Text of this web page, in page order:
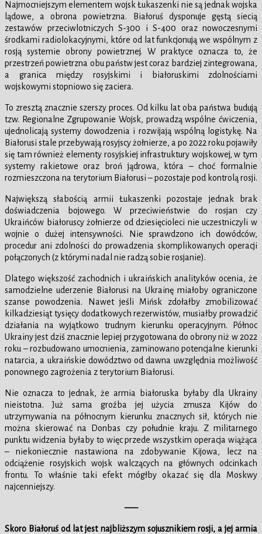
Najmocniejszym elementem wojsk Łukaszenki nie są jednak wojska
lądowe, a obrona powietrzna. Białoruś dysponuje gęstą siecią
zestawów przeciwlotniczych S-300 i S-400 oraz nowoczesnymi
środkami radiolokacyjnymi, które od lat funkcjonują we wspólnym z
rosją systemie obrony powietrznej. W praktyce oznacza to, że
przestrzeń powietrzna obu państw jest coraz bardziej zintegrowana,
a granica między rosyjskimi i białoruskimi zdolnościami
wojskowymi stopniowo się zaciera.
To zresztą znacznie szerszy proces. Od kilku lat oba państwa budują
tzw. Regionalne Zgrupowanie Wojsk, prowadzą wspólne ćwiczenia,
ujednolicają systemy dowodzenia i rozwijają wspólną logistykę. Na
Białorusi stale przebywają rosyjscy żołnierze, a po 2022 roku pojawiły
się tam również elementy rosyjskiej infrastruktury wojskowej, w tym
systemy rakietowe oraz broń jądrowa, która – choć formalnie
rozmieszczona na terytorium Białorusi – pozostaje pod kontrolą rosji.
Największą słabością armii Łukaszenki pozostaje jednak brak
doświadczenia bojowego. W przeciwieństwie do rosjan czy
Ukraińców białoruscy żołnierze od dziesięcioleci nie uczestniczyli w
wojnie o dużej intensywności. Nie sprawdzono ich dowódców,
procedur ani zdolności do prowadzenia skomplikowanych operacji
połączonych (z którymi nadal nie radzą sobie rosjanie).
Dlatego większość zachodnich i ukraińskich analityków ocenia, że
samodzielne uderzenie Białorusi na Ukrainę miałoby ograniczone
szanse powodzenia. Nawet jeśli Mińsk zdołałby zmobilizować
kilkadziesiąt tysięcy dodatkowych rezerwistów, musiałby prowadzić
działania na wyjątkowo trudnym kierunku operacyjnym. Północ
Ukrainy jest dziś znacznie lepiej przygotowana do obrony niż w 2022
roku – rozbudowano umocnienia, zaminowano potencjalne kierunki
natarcia, a ukraińskie dowództwo od dawna uwzględnia możliwość
ponownego zagrożenia z terytorium Białorusi.
Nie oznacza to jednak, że armia białoruska byłaby dla Ukrainy
nieistotna. Już sama groźba jej użycia zmusza Kijów do
utrzymywania na północnym kierunku znacznych sił, których nie
można skierować na Donbas czy południe kraju. Z militarnego
punktu widzenia byłaby to więc przede wszystkim operacja wiążąca
– niekoniecznie nastawiona na zdobywanie Kijowa, lecz na
odciążenie rosyjskich wojsk walczących na głównych odcinkach
frontu. To właśnie taki efekt mógłby okazać się dla Moskwy
najcenniejszy.
—–
Skoro Białoruś od lat jest najbliższym sojusznikiem rosji, a jej armia